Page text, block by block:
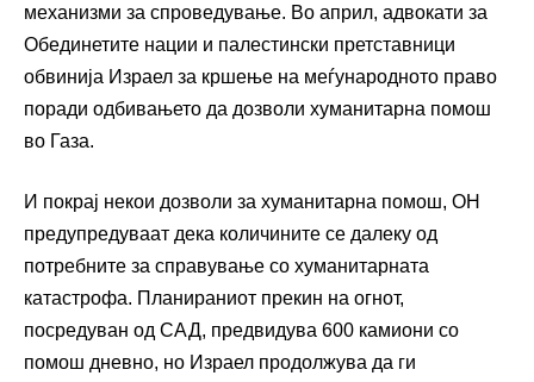
механизми за спроведување. Во април, адвокати за
Обединетите нации и палестински претставници
обвинија Израел за кршење на меѓународното право
поради одбивањето да дозволи хуманитарна помош
во Газа.
И покрај некои дозволи за хуманитарна помош, ОН
предупредуваат дека количините се далеку од
потребните за справување со хуманитарната
катастрофа. Планираниот прекин на огнот,
посредуван од САД, предвидува 600 камиони со
помош дневно, но Израел продолжува да ги